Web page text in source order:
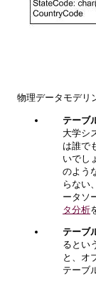
物理データモデリ
テーブ
大学シ
は誰で
いでし
のよう
らない
ータソ
タ分析
テーブ
るとい
と、オ
テーブ